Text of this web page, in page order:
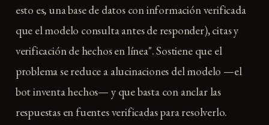
esto es, una base de datos con información verificada
que el modelo consulta antes de responder), citas y
verificación de hechos en línea". Sostiene que el
problema se reduce a alucinaciones del modelo —el
bot inventa hechos— y que basta con anclar las
respuestas en fuentes verificadas para resolverlo.